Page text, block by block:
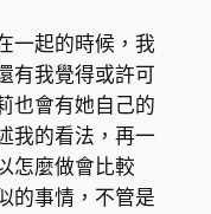
一起的時候，我
有我覺得或許可
也會有她自己的
我的看法，再一
怎麼做會比較
的事情，不管是